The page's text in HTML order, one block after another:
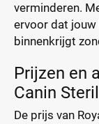
verminderen.
ervoor dat
binnenkrijgt
Prijzen en
Canin
De prijs van